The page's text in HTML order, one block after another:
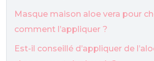
Masque maison aloe vera pour
comment l’appliquer ?
Est-il conseillé d’appliquer de